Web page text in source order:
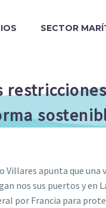
SECTOR
Villares apunta que una
nos sus puertos y en
por Francia para